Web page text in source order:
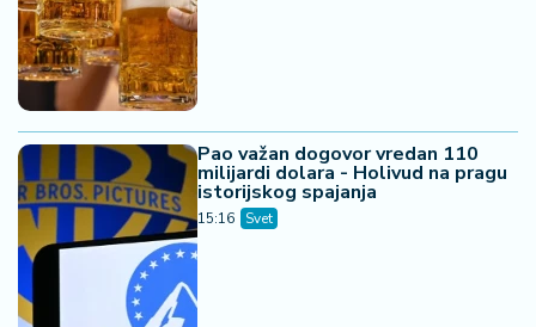
Pao važan dogovor vredan 110
milijardi dolara - Holivud na pragu
istorijskog spajanja
15:16 Svet